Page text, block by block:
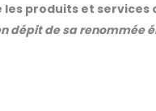
produits et services
dépit de sa renommée